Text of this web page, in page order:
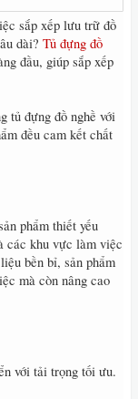
sắp xếp lưu trữ đồ
dài? Tủ đựng đồ
đầu, giúp sắp xếp
tủ đựng đồ nghề với
đều cam kết chất
phẩm thiết yếu
các khu vực làm việc
bền bỉ, sản phẩm
mà còn nâng cao
với tải trọng tối ưu.